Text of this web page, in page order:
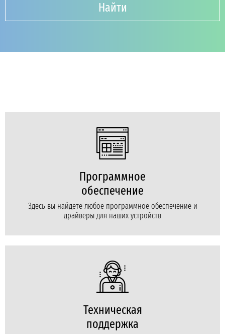
Найти
Программное
обеспечение
Здесь вы найдете любое программное обеспечение и
драйверы для наших устройств
Техническая
поддержка